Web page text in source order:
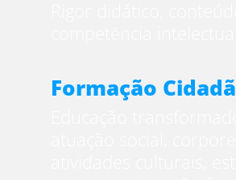
Formação Cidadã